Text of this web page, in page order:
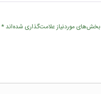
بخش‌های موردنیاز علامت‌گذاری شده‌اند*